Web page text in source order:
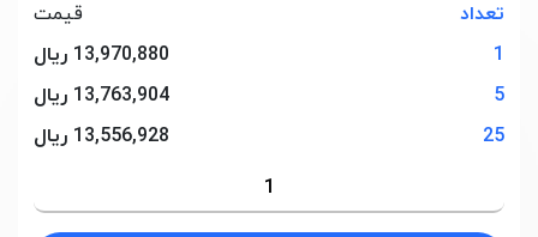
تعداد
قیمت
1
13,970,880 ریال
5
13,763,904 ریال
25
13,556,928 ریال